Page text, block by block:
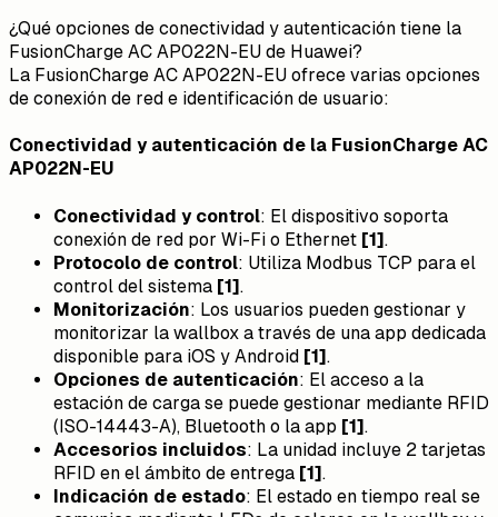
¿Qué opciones de conectividad y autenticación tiene la
FusionCharge AC AP022N-EU de Huawei?
La FusionCharge AC AP022N-EU ofrece varias opciones
de conexión de red e identificación de usuario:
Conectividad y autenticación de la FusionCharge AC
AP022N-EU
Conectividad y control: El dispositivo soporta
conexión de red por Wi-Fi o Ethernet [1].
Protocolo de control: Utiliza Modbus TCP para el
control del sistema [1].
Monitorización: Los usuarios pueden gestionar y
monitorizar la wallbox a través de una app dedicada
disponible para iOS y Android [1].
Opciones de autenticación: El acceso a la
estación de carga se puede gestionar mediante RFID
(ISO-14443-A), Bluetooth o la app [1].
Accesorios incluidos: La unidad incluye 2 tarjetas
RFID en el ámbito de entrega [1].
Indicación de estado: El estado en tiempo real se